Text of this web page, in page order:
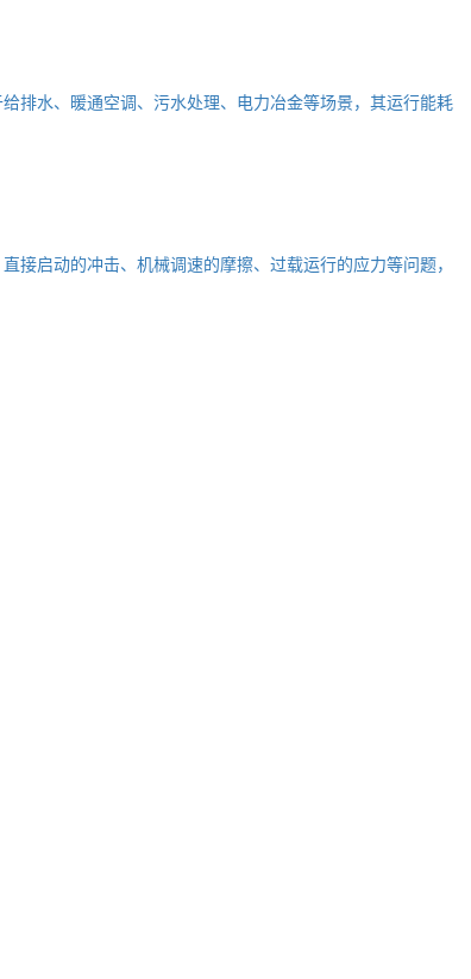
排水、暖通空调、污水处理、电力冶金等场景，其运行能耗
启动的冲击、机械调速的摩擦、过载运行的应力等问题，